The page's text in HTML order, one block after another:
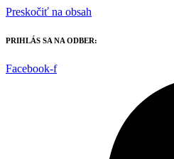
Preskočiť na obsah
PRIHLÁS SA NA ODBER:
Facebook-f